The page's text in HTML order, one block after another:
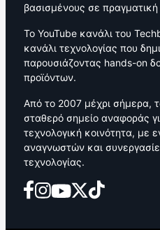
βασισμένους σε πραγματική
Το YouTube κανάλι του
κανάλι τεχνολογίας που
παρουσιάζοντας hands-on
προϊόντων.
Από το 2007 μέχρι σήμερα,
σταθερό σημείο αναφοράς
τεχνολογική κοινότητα, με
αναγνωστών και
τεχνολογίας.